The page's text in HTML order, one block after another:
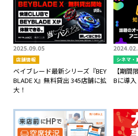
2025.09.05
店舗情報
ベイブレード最新シリーズ『BEY
BLADE X』無料貸出 345店舗に拡
大！
シネマ・
【期間
Bに導入